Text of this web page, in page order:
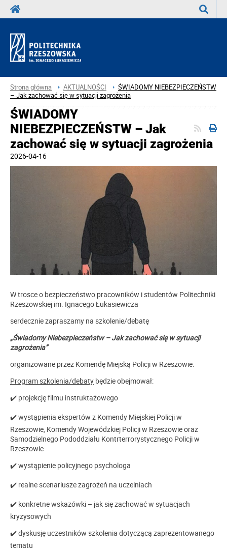
Strona główna AKTUALNOŚCI
ŚWIADOMY NIEBEZPIECZEŃSTW
– Jak zachować się w sytuacji zagrożenia
ŚWIADOMY
NIEBEZPIECZEŃSTW – Jak
zachować się w sytuacji zagrożenia
2026-04-16
W trosce o bezpieczeństwo pracowników i studentów Politechniki
Rzeszowskiej im. Ignacego Łukasiewicza
serdecznie zapraszamy na szkolenie/debatę
„Świadomy Niebezpieczeństw – Jak zachować się w sytuacji
zagrożenia”
organizowane przez Komendę Miejską Policji w Rzeszowie.
Program szkolenia/debaty będzie obejmował:
✔️ projekcję filmu instruktażowego
✔️ wystąpienia ekspertów z Komendy Miejskiej Policji w
Rzeszowie, Komendy Wojewódzkiej Policji w Rzeszowie oraz
Samodzielnego Pododdziału Kontrterrorystycznego Policji w
Rzeszowie
✔️ wystąpienie policyjnego psychologa
✔️ realne scenariusze zagrożeń na uczelniach
✔️ konkretne wskazówki – jak się zachować w sytuacjach
kryzysowych
✔️ dyskusję uczestników szkolenia dotyczącą zaprezentowanego
tematu